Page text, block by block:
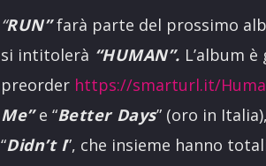
“RUN” farà parte del prossimo
si intitolerà “HUMAN”. L’album
preorder https://smarturl.it/
Me”e “Better Days” (oro in
“Didn’t I”, che insieme hanno